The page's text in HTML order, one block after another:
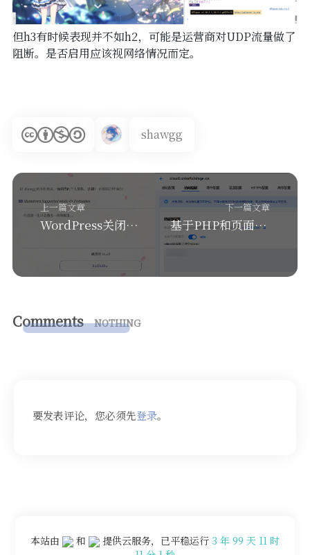
但h3有时候表现并不如h2，可能是运营商对UDP流量做了
阻断。是否启用应该视网络情况而定。
shawgg
上一篇文章
WordPress关闭评论区-以Sakurairo为例
下一篇文章
基于PHP和页面重定向实现简易随机图API
Comments NOTHING
要发表评论，您必须先登录。
本站由 和 提供云服务，已平稳运行 3 年 99 天 11 时